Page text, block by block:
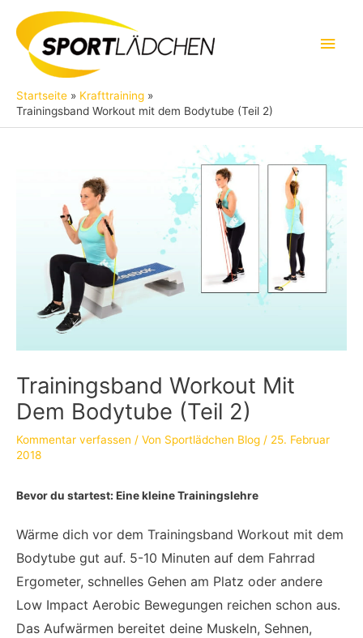
Inhalt
springen
Startseite
Krafttraining
Trainingsband Workout mit dem Bodytube (Teil 2)
Trainingsband Workout Mit
Dem Bodytube (Teil 2)
Kommentar verfassen / Von Sportlädchen Blog / 25. Februar
2018
Bevor du startest: Eine kleine Trainingslehre
Wärme dich vor dem Trainingsband Workout mit dem
Bodytube gut auf. 5-10 Minuten auf dem Fahrrad
Ergometer, schnelles Gehen am Platz oder andere
Low Impact Aerobic Bewegungen reichen schon aus.
Das Aufwärmen bereitet deine Muskeln, Sehnen,